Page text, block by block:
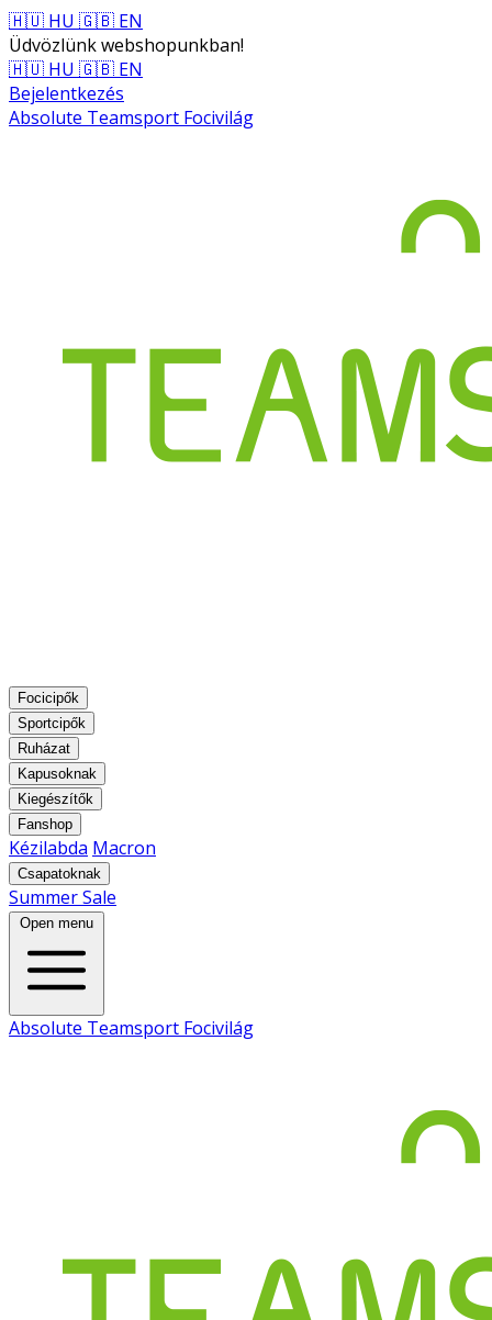
🇭🇺 HU 🇬🇧 EN
Üdvözlünk webshopunkban!
🇭🇺 HU 🇬🇧 EN
Bejelentkezés
Absolute Teamsport Focivilág
Focicipők
Sportcipők
Ruházat
Kapusoknak
Kiegészítők
Fanshop
Kézilabda Macron
Csapatoknak
Summer Sale
Open menu
Absolute Teamsport Focivilág